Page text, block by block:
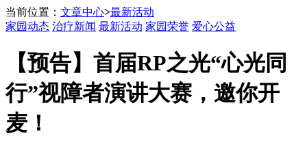
当前位置： 文章中心>最新活动
家园动态 治疗新闻 最新活动 家园荣誉 爱心公益
【预告】首届RP之光“心光同
行”视障者演讲大赛，邀你开
麦！